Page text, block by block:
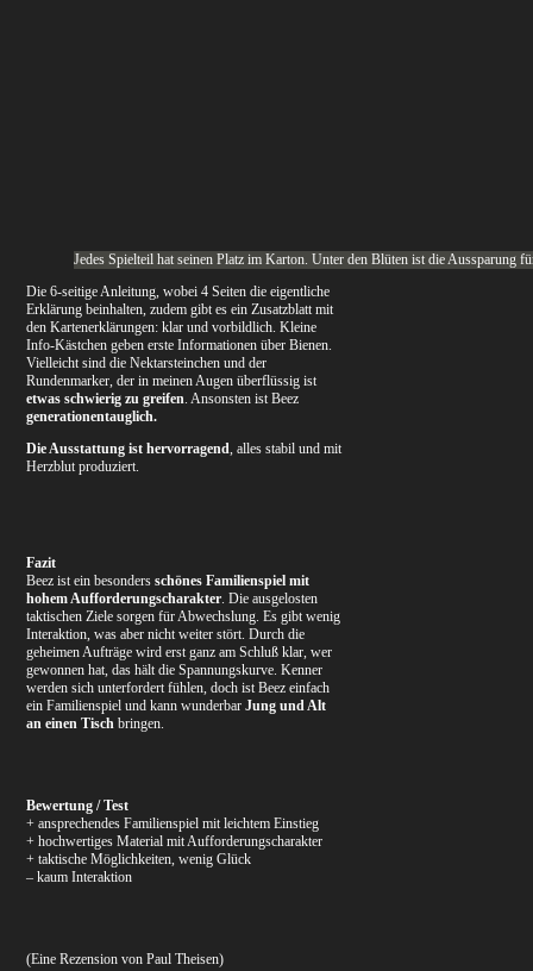
Jedes Spielteil hat seinen Platz im Karton. Unter den Blüten ist die Aussparung
Die 6-seitige Anleitung, wobei 4 Seiten die eigentliche
Erklärung beinhalten, zudem gibt es ein Zusatzblatt mit
den Kartenerklärungen: klar und vorbildlich. Kleine
Info-Kästchen geben erste Informationen über Bienen.
Vielleicht sind die Nektarsteinchen und der
Rundenmarker, der in meinen Augen überflüssig ist
etwas schwierig zu greifen. Ansonsten ist Beez
generationentauglich.
Die Ausstattung ist hervorragend, alles stabil und mit
Herzblut produziert.
Fazit
Beez ist ein besondersschönes Familienspiel mit
hohem Aufforderungscharakter. Die ausgelosten
taktischen Ziele sorgen für Abwechslung. Es gibt wenig
Interaktion, was aber nicht weiter stört. Durch die
geheimen Aufträge wird erst ganz am Schluß klar, wer
gewonnen hat, das hält die Spannungskurve. Kenner
werden sich unterfordert fühlen, doch ist Beez einfach
ein Familienspiel und kann wunderbarJung und Alt
an einen Tisch bringen.
Bewertung / Test
+ ansprechendes Familienspiel mit leichtem Einstieg
+ hochwertiges Material mit Aufforderungscharakter
+ taktische Möglichkeiten, wenig Glück
– kaum Interaktion
(Eine Rezension von Paul Theisen)